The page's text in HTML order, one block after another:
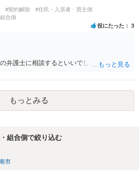
人基準」で我慢できないレベルの音を継続
謝料を支払う義務が生じることになりま
ーマー扱いの憂き目に遭います）、最寄り
測定器を貸してもらうなど、客観的な証拠
しょう。 そこまでする精神的な余裕がない
#契約解除
#住民・入居者・買主側
合側
役にたった 3
弁護士に相談するといいでしょう。
もっとみる
組合側で絞り込む
市